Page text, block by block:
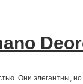
Они элегантны,